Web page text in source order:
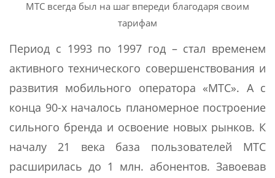
МТС всегда был на шаг впереди благодаря своим
тарифам
Период с 1993 по 1997 год – стал временем
активного технического совершенствования и
развития мобильного оператора «МТС». А с
конца 90-х началось планомерное построение
сильного бренда и освоение новых рынков. К
началу 21 века база пользователей МТС
расширилась до 1 млн. абонентов. Завоевав